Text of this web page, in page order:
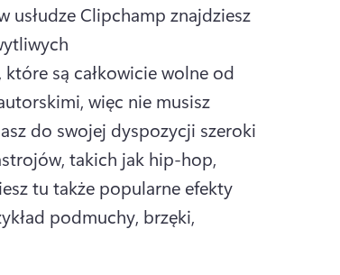
Clipchamp znajdziesz
które są całkowicie wolne od
więc nie musisz
do swojej dyspozycji szeroki
takich jak hip-hop,
tu także popularne efekty
podmuchy, brzęki,